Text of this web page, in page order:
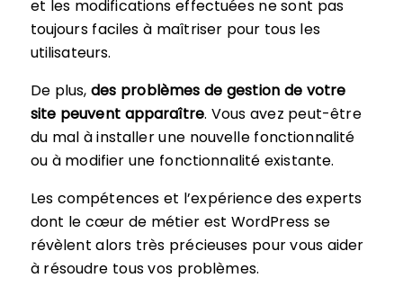
et les modifications effectuées ne sont pas
toujours faciles à maîtriser pour tous les
utilisateurs.
De plus, des problèmes de gestion de votre
site peuvent apparaître. Vous avez peut-être
du mal à installer une nouvelle fonctionnalité
ou à modifier une fonctionnalité existante.
Les compétences et l’expérience des experts
dont le cœur de métier est WordPress se
révèlent alors très précieuses pour vous aider
à résoudre tous vos problèmes.